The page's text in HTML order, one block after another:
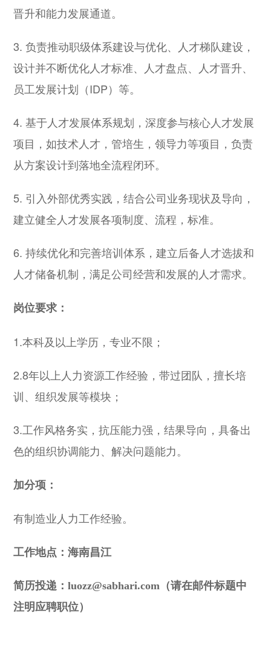
晋升和能力发展通道。
3. 负责推动职级体系建设与优化、人才梯队建设，
设计并不断优化人才标准、人才盘点、人才晋升、
员工发展计划（IDP）等。
4. 基于人才发展体系规划，深度参与核心人才发展
项目，如技术人才，管培生，领导力等项目，负责
从方案设计到落地全流程闭环。
5. 引入外部优秀实践，结合公司业务现状及导向，
建立健全人才发展各项制度、流程，标准。
6. 持续优化和完善培训体系，建立后备人才选拔和
人才储备机制，满足公司经营和发展的人才需求。
岗位要求：
1.本科及以上学历，专业不限；
2.8年以上人力资源工作经验，带过团队，擅长培
训、组织发展等模块；
3.工作风格务实，抗压能力强，结果导向，具备出
色的组织协调能力、解决问题能力。
加分项：
有制造业人力工作经验。
工作地点 ：海南昌江
简历投递：luozz@sabhari.com（请在邮件标题中
注明应聘职位）